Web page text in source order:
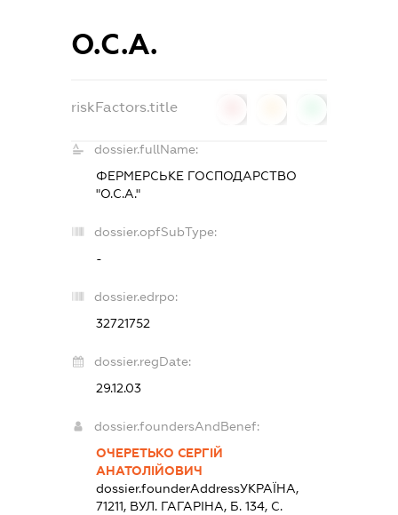
О.С.А.
riskFactors.title
dossier.fullName:
ФЕРМЕРСЬКЕ ГОСПОДАРСТВО
"О.С.А."
dossier.opfSubType:
-
dossier.edrpo:
32721752
dossier.regDate:
29.12.03
dossier.foundersAndBenef:
ОЧЕРЕТЬКО СЕРГІЙ
АНАТОЛІЙОВИЧ
dossier.founderAddressУКРАЇНА,
71211, ВУЛ. ГАГАРІНА, Б. 134, С.